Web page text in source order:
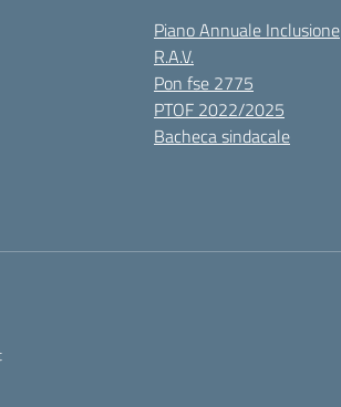
Piano Annuale Inclusione
R.A.V.
Pon fse 2775
PTOF 2022/2025
Bacheca sindacale